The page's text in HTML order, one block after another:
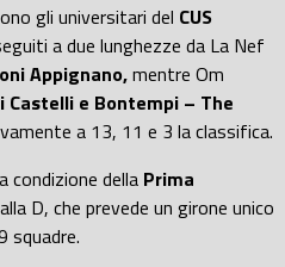
gli universitari del CUS
a due lunghezze da La Nef
Appignano,mentre Om
Castelli e Bontempi – The
a 13, 11 e 3 la classifica.
condizione della Prima
D, che prevede un girone unico
squadre.